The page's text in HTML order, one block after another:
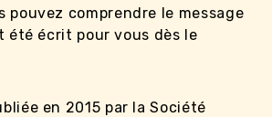
pouvez comprendre le message
été écrit pour vous dès le
en 2015 par la Société